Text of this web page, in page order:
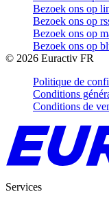
Bezoek ons op
Bezoek ons op
Bezoek ons op
Bezoek ons op
© 2026 Euractiv FR
Politique de
Conditions
Conditions de
Services